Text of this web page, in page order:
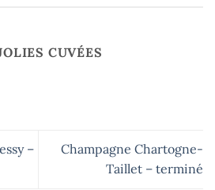
CUVÉES
–
Champagne Chartogne-
Taillet – terminé